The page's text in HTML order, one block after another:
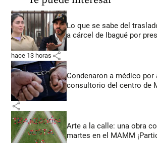
Lo que se sabe del
a cárcel de Ibagué por
hace 13 horas share
Condenaron a médico por
consultorio del centro de
share
Arte a la calle: una obra
martes en el MAMM